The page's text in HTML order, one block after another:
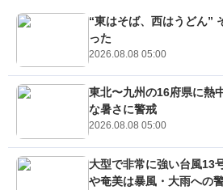
“東はそば、西はうどん”
った
2026.08.08 05:00
東北〜九州の16府県に
な暑さに警戒
2026.08.08 05:00
大型で非常に強い台風
や奄美は暴風・大雨への